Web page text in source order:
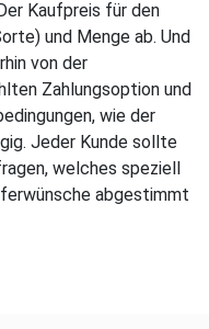
Kaufpreis für den
und Menge ab. Und
von der
Zahlungsoption und
wie der
Jeder Kunde sollte
welches speziell
abgestimmt